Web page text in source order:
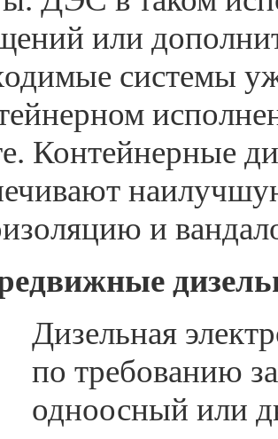
или
системы
Контейнерные
и
Дизельная
по требованию
одноосный или